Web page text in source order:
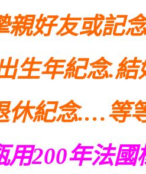
親好友或記
生年紀念.
休紀念.…等
用200年法